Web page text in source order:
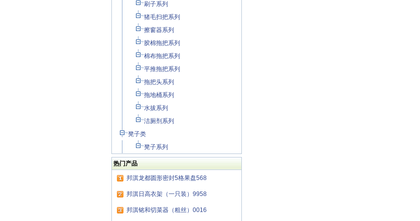
刷子系列
猪毛扫把系列
擦窗器系列
胶棉拖把系列
棉布拖把系列
平推拖把系列
拖把头系列
拖地桶系列
水拔系列
洁厕剂系列
凳子类
凳子系列
热门产品
邦淇龙都圆形密封5格果盘568
邦淇日高衣架（一只装）9958
邦淇铭和切菜器（粗丝）0016